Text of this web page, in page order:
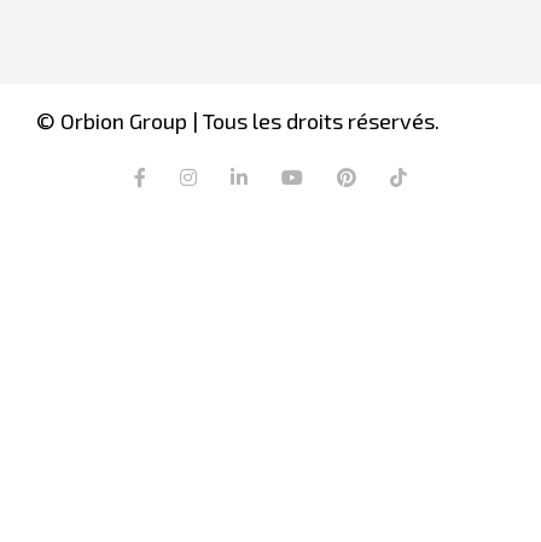
© Orbion Group | Tous les droits réservés.